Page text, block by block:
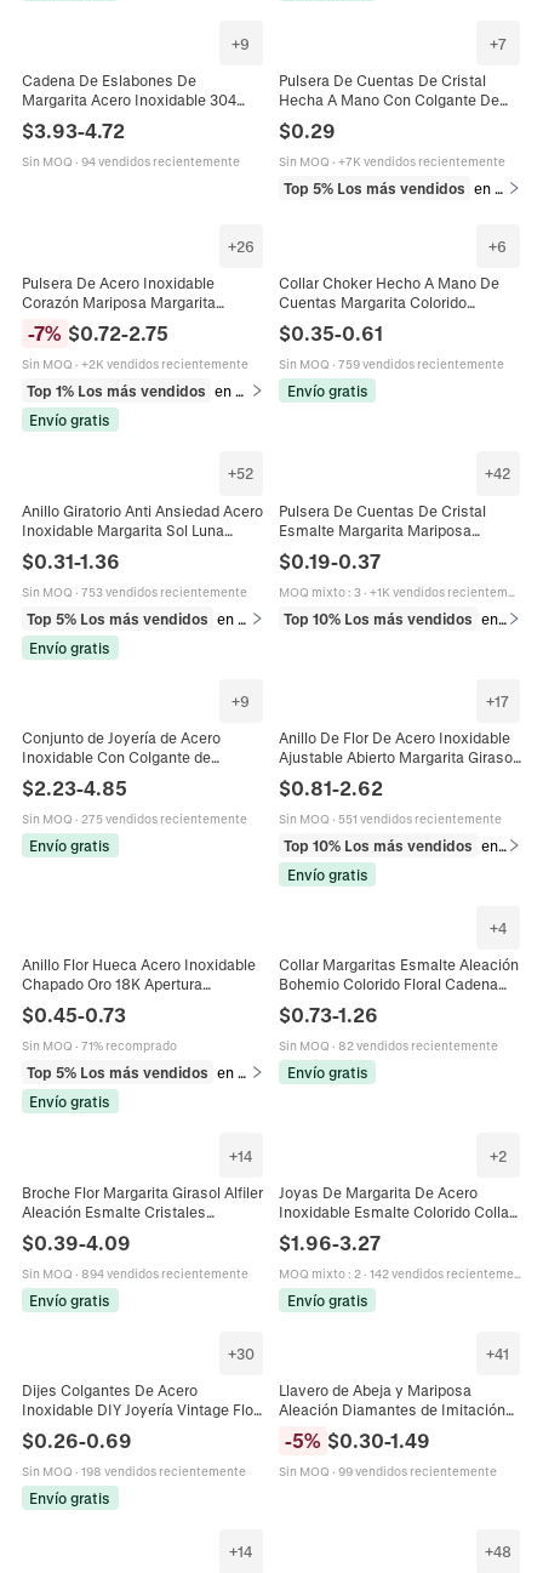
+9
Cadena De Eslabones De
Margarita Acero Inoxidable 304
Chapado En Oro 18K Esmalte
Colorido Accesorios DIY
$3.93-4.72
Sin MOQ · 94 vendidos recientemente
+7
Pulsera De Cuentas De Cristal
Hecha A Mano Con Colgante De
Margarita Y Cuentas De
Craquelado Para Mujeres Niñas
Estilo Coreano Dulce
$0.29
Sin MOQ · +7K vendidos recientemente
Top 5% Los más vendidos en Pulseras
+26
Pulsera De Acero Inoxidable
Corazón Mariposa Margarita
Amuleto Ajustable Chapado En Oro
Joyería Mujeres Tendencia Retro
Francés Regalo
-7% $0.72-2.75
Sin MOQ · +2K vendidos recientemente
Top 1% Los más vendidos
en Pulseras
Envío gratis
+6
Collar Choker Hecho A Mano De
Cuentas Margarita Colorido
Bohemio Aleación Cadena De
Extensión Joyería Para Mujer
$0.35-0.61
Sin MOQ · 759 vendidos recientemente
Envío gratis
+52
Anillo Giratorio Anti Ansiedad Acero
Inoxidable Margarita Sol Luna
Fidget Unisex
$0.31-1.36
Sin MOQ · 753 vendidos recientemente
Top 5% Los más vendidos
Envío gratis
+42
Pulsera De Cuentas De Cristal
Esmalte Margarita Mariposa
Para Mujeres Niñas
$0.19-0.37
MOQ mixto: 3· +1K vendidos recientemente
Top 10% Los más vendidos
+9
Conjunto de Joyería de Acero
Inoxidable Con Colgante de
Margarita Cactus Girasol Strass
Collar Pendientes para Mujer
$2.23-4.85
Sin MOQ · 275 vendidos recientemente
Envío gratis
+17
Anillo De Flor De Acero Inoxidable
Ajustable Abierto Margarita Girasol
Esmalte Joyería Minimalista Para
Mujeres
$0.81-2.62
Sin MOQ · 551 vendidos recientemente
Top 10% Los más vendidos
en Anillos
Envío gratis
Anillo Flor Hueca Acero Inoxidable
Chapado Oro 18K Apertura
Ajustable Margarita Joyería
Minimalista Mujer
$0.45-0.73
Sin MOQ · 71% recomprado
Top 5% Los más vendidos
en Anillos
Envío gratis
+4
Collar Margaritas Esmalte Aleación
Bohemio Colorido Floral Cadena
Clavícula Joyería Moda Para
Mujeres Y Niñas
$0.73-1.26
Sin MOQ · 82 vendidos recientemente
Envío gratis
+14
Broche Flor Margarita Girasol Alfiler
Aleación Esmalte Cristales
Diamantes Imitación Joyería Moda
Decoración Ropa Mujer
$0.39-4.09
Sin MOQ · 894 vendidos recientemente
Envío gratis
+2
Joyas De Margarita De Acero
Inoxidable Esmalte Colorido Collar
Pulsera Tobillera Accesorios De
Estilo Dulce Para Mujeres
$1.96-3.27
MOQ mixto: 2· 142 vendidos recientemente
Envío gratis
+30
Dijes Colgantes De Acero
Inoxidable DIY Joyería Vintage Flor
Corazón Hoja Rosa Margarita
Tulipán Para Collar Pulsera
Pendientes
$0.26-0.69
Sin MOQ · 198 vendidos recientemente
Envío gratis
+41
Llavero de Abeja y Mariposa
Aleación Diamantes de Imitación
Esmalte Margarita Panal Adorno de
Bolso para Mujer Regalo del Día de
la Madre
-5% $0.30-1.49
Sin MOQ · 99 vendidos recientemente
+14 +48